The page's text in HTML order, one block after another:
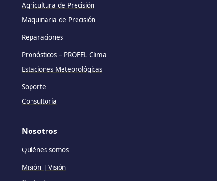
Agricultura de Precisión
Maquinaria de Precisión
Reparaciones
Pronósticos – PROFEL Clima
Estaciones Meteorológicas
Soporte
Consultoría
Nosotros
Quiénes somos
Misión | Visión